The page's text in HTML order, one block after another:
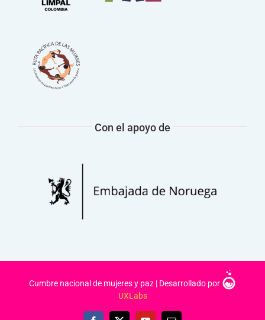
Con el apoyo de
Cumbre nacional de mujeres y paz | Desarrollado por
UXLabs